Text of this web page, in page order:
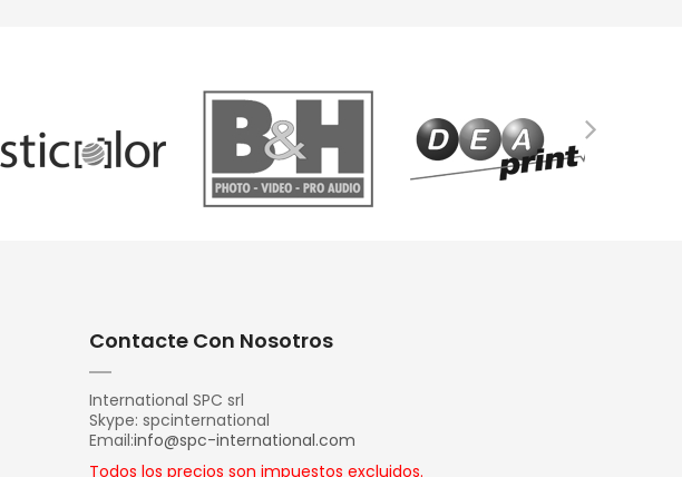
Contacte Con Nosotros
International SPC srl
Skype: spcinternational
Email:info@spc-international.com
Todos los precios son impuestos excluidos.